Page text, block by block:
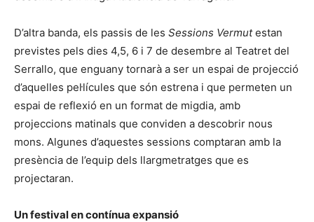
D’altra banda, els passis de les Sessions Vermutestan
previstes pels dies 4,5, 6 i 7 de desembre al Teatret del
Serrallo, que enguany tornarà a ser un espai de projecció
d’aquelles pel·lícules que són estrena i que permeten un
espai de reflexió en un format de migdia, amb
projeccions matinals que conviden a descobrir nous
mons. Algunes d’aquestes sessions comptaran amb la
presència de l’equip dels llargmetratges que es
projectaran.
Un festival en contínua expansió